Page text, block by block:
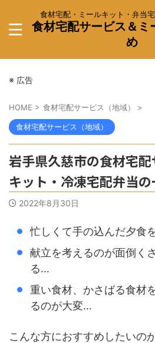
食材宅配・ミールキット・弁当
食材宅配サービス＆ミ
め
※ 広告
HOME > 食材宅配サービス（地域） >
食材宅配サービス（地域）
岩手県久慈市の食材宅
キット・冷凍宅配弁当
2022年8月30日
忙しくて手の込んだ夕食
献立を考えるのが面倒く
る…
重い食材、かさばる食材
るのが大変…
こんな方におすすめしたいの